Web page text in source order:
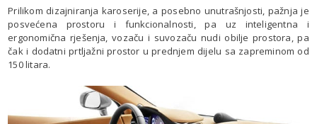
Prilikom dizajniranja karoserije, a posebno unutrašnjosti, pažnja je
posvećena prostoru i funkcionalnosti, pa uz inteligentna i
ergonomična rješenja, vozaču i suvozaču nudi obilje prostora, pa
čak i dodatni prtljažni prostor u prednjem dijelu sa zapreminom od
150 litara.